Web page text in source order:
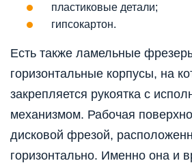
пластиковые детали;
гипсокартон.
Есть также ламельные
горизонтальные корпусы, на
закрепляется рукоятка с
механизмом. Рабочая
дисковой фрезой,
горизонтально. Именно она и